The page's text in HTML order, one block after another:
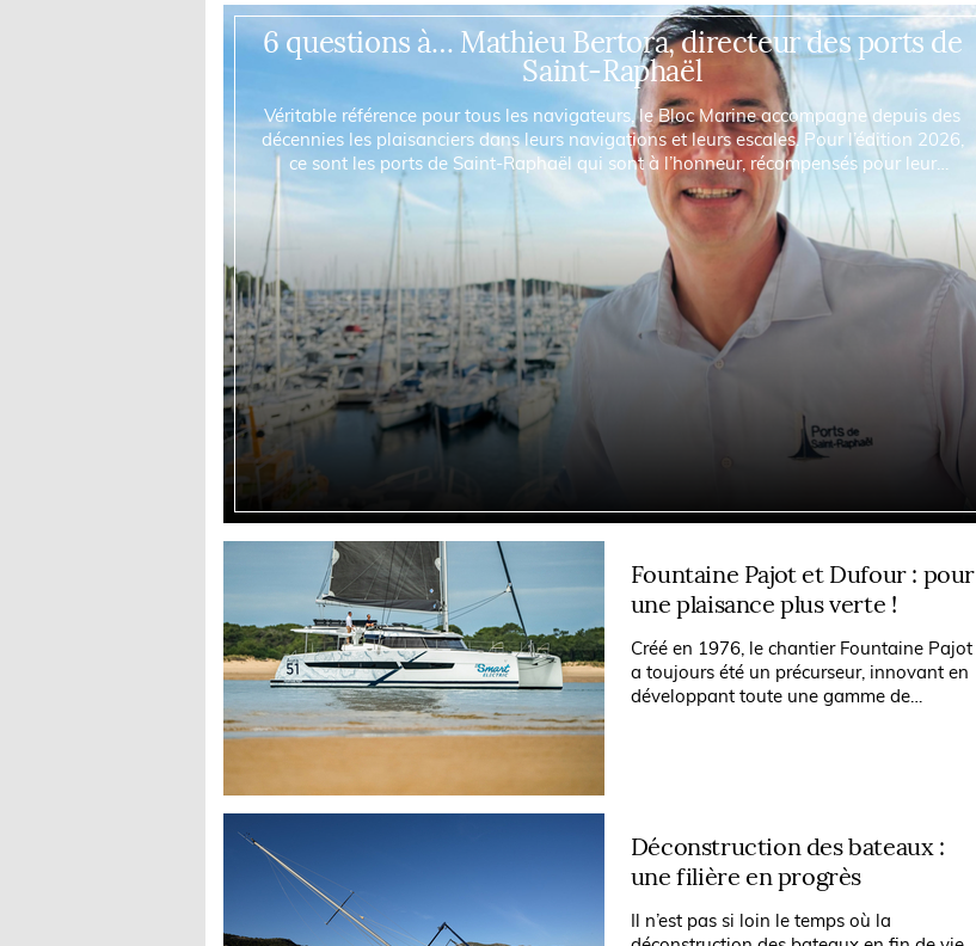
6 questions à… Mathieu Bertora, directeur des ports de
Saint-Raphaël
Véritable référence pour tous les navigateurs, le Bloc Marine accompagne depuis des
décennies les plaisanciers dans leurs navigations et leurs escales. Pour l’édition 2026,
ce sont les ports de Saint-Raphaël qui sont à l’honneur, récompensés pour leur
disponibilité, leur écoute et leur...
Fountaine Pajot et Dufour : pour
une plaisance plus verte !
Créé en 1976, le chantier Fountaine Pajot
a toujours été un précurseur, innovant en
développant toute une gamme de
Déconstruction des bateaux :
une filière en progrès
Il n’est pas si loin le temps où la